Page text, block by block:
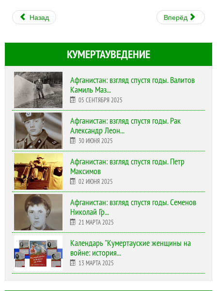
Назад Вперёд
КУМЕРТАУВЕДЕНИЕ
Афганистан: взгляд спустя годы. Валитов
Камиль Маз...
05 СЕНТЯБРЯ 2025
Афганистан: взгляд спустя годы. Рак
Александр Леон...
30 ИЮНЯ 2025
Афганистан: взгляд спустя годы. Петр
Максимов
02 ИЮНЯ 2025
Афганистан: взгляд спустя годы. Семенов
Николай Гр...
21 МАРТА 2025
Календарь "Кумертауские женщины на
войне: история...
13 МАРТА 2025